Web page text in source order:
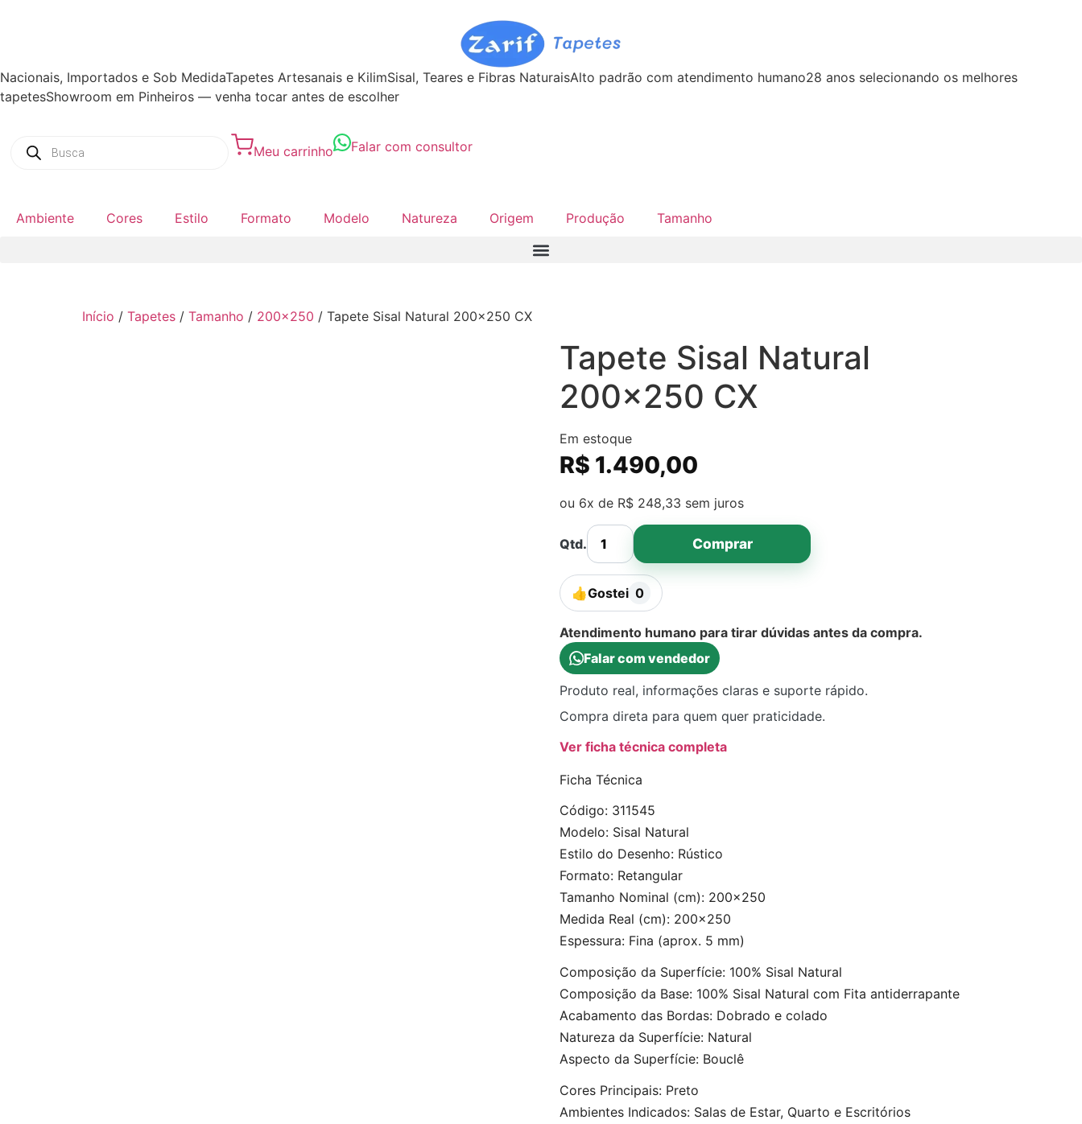
Nacionais, Importados e Sob MedidaTapetes Artesanais e KilimSisal, Teares e Fibras NaturaisAlto padrão com atendimento humano28 anos selecionando os melhores
tapetesShowroom em Pinheiros — venha tocar antes de escolher
Meu carrinho Falar com consultor
Ambiente Cores Estilo Formato Modelo Natureza Origem Produção Tamanho
Início / Tapetes / Tamanho / 200x250 / Tapete Sisal Natural 200×250 CX
Tapete Sisal Natural
200×250 CX
Em estoque
R$ 1.490,00
ou 6x de R$248,33 sem juros
Qtd. Comprar
👍Gostei 0
Atendimento humano para tirar dúvidas antes da compra.
Falar com vendedor
Produto real, informações claras e suporte rápido.
Compra direta para quem quer praticidade.
Ver ficha técnica completa
Ficha Técnica
Código: 311545
Modelo: Sisal Natural
Estilo do Desenho: Rústico
Formato: Retangular
Tamanho Nominal (cm): 200×250
Medida Real (cm): 200×250
Espessura: Fina (aprox. 5 mm)
Composição da Superfície: 100% Sisal Natural
Composição da Base: 100% Sisal Natural com Fita antiderrapante
Acabamento das Bordas: Dobrado e colado
Natureza da Superfície: Natural
Aspecto da Superfície: Bouclê
Cores Principais: Preto
Ambientes Indicados: Salas de Estar, Quarto e Escritórios